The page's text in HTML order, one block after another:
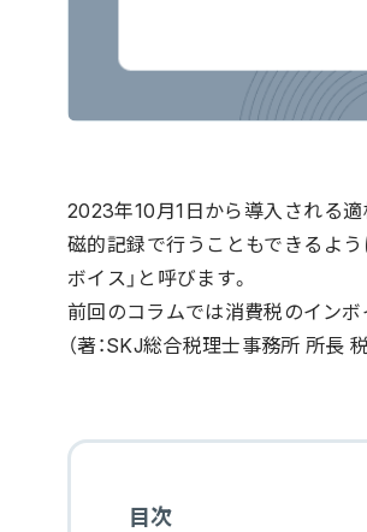
2023年10月1日から導入される適
磁的記録で行うこともできるよ
ボイス」と呼びます。
前回のコラムでは消費税のインボ
（著：SKJ総合税理士事務所 所長
目次